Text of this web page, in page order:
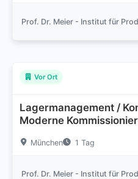
Vor Ort
Lagermanagement /
Moderne
München 1 Tag